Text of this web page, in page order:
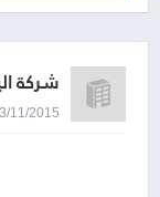
شركة
03/11/2015 12:38